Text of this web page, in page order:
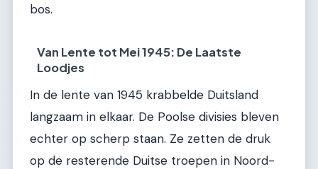
bos.
Van Lente tot Mei 1945: De Laatste
Loodjes
In de lente van 1945 krabbelde Duitsland
langzaam in elkaar. De Poolse divisies bleven
echter op scherp staan. Ze zetten de druk
op de resterende Duitse troepen in Noord-